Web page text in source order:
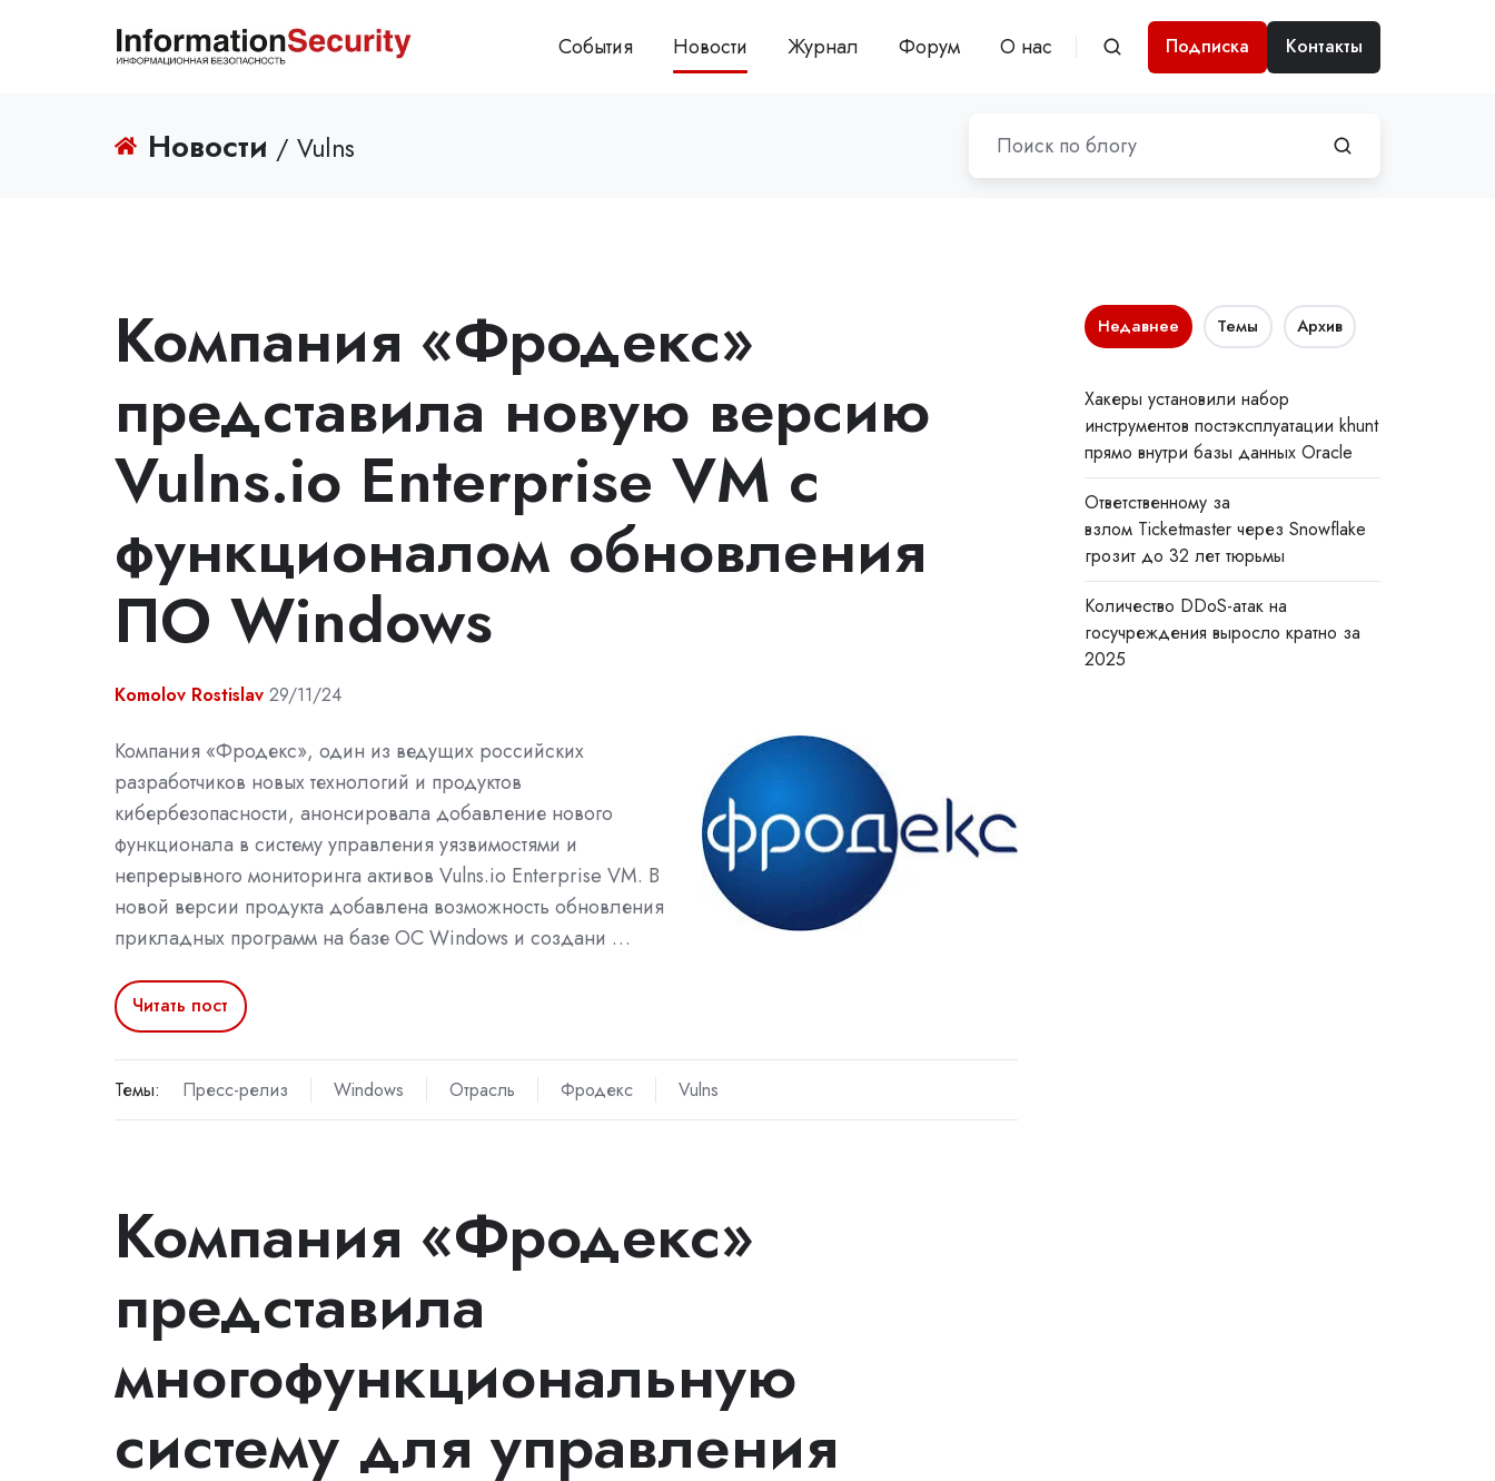
События Новости Журнал Форум О нас Подписка Контакты
Новости / Vulns
Компания «Фродекс»
представила новую версию
Vulns.io Enterprise VM с
функционалом обновления
ПО Windows
Komolov Rostislav 29/11/24
Компания «Фродекс», один из ведущих российских
разработчиков новых технологий и продуктов
кибербезопасности, анонсировала добавление нового
функционала в систему управления уязвимостями и
непрерывного мониторинга активов Vulns.io Enterprise VM. В
новой версии продукта добавлена возможность обновления
прикладных программ на базе ОС Windows и создани …
Читать пост
Темы: Пресс-релиз Windows Отрасль Фродекс Vulns
Компания «Фродекс»
представила
многофункциональную
систему для управления
Недавнее Темы Архив
Хакеры установили набор
инструментов постэксплуатации khunt
прямо внутри базы данных Oracle
Ответственному за
взлом Ticketmaster через Snowflake
грозит до 32 лет тюрьмы
Количество DDoS-атак на
госучреждения выросло кратно за
2025